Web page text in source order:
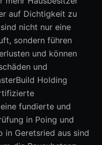
auf Dichtigkeit zu
nicht nur eine
sondern führen
und können
und
Holding
fundierte und
in Poing und
in Geretsried aus sind